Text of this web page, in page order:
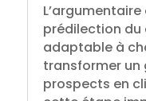
prédilection du
adaptable à
transformer un
prospects en